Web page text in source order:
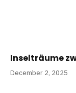
Inselträume
December 2, 2025